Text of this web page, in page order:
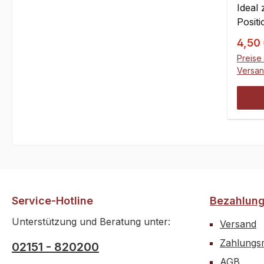
Ideal
4,50
Preise
Service-Hotline
Unterstützung und Beratung unter:
02151 - 820200
Bezahlung
Versand
AGB